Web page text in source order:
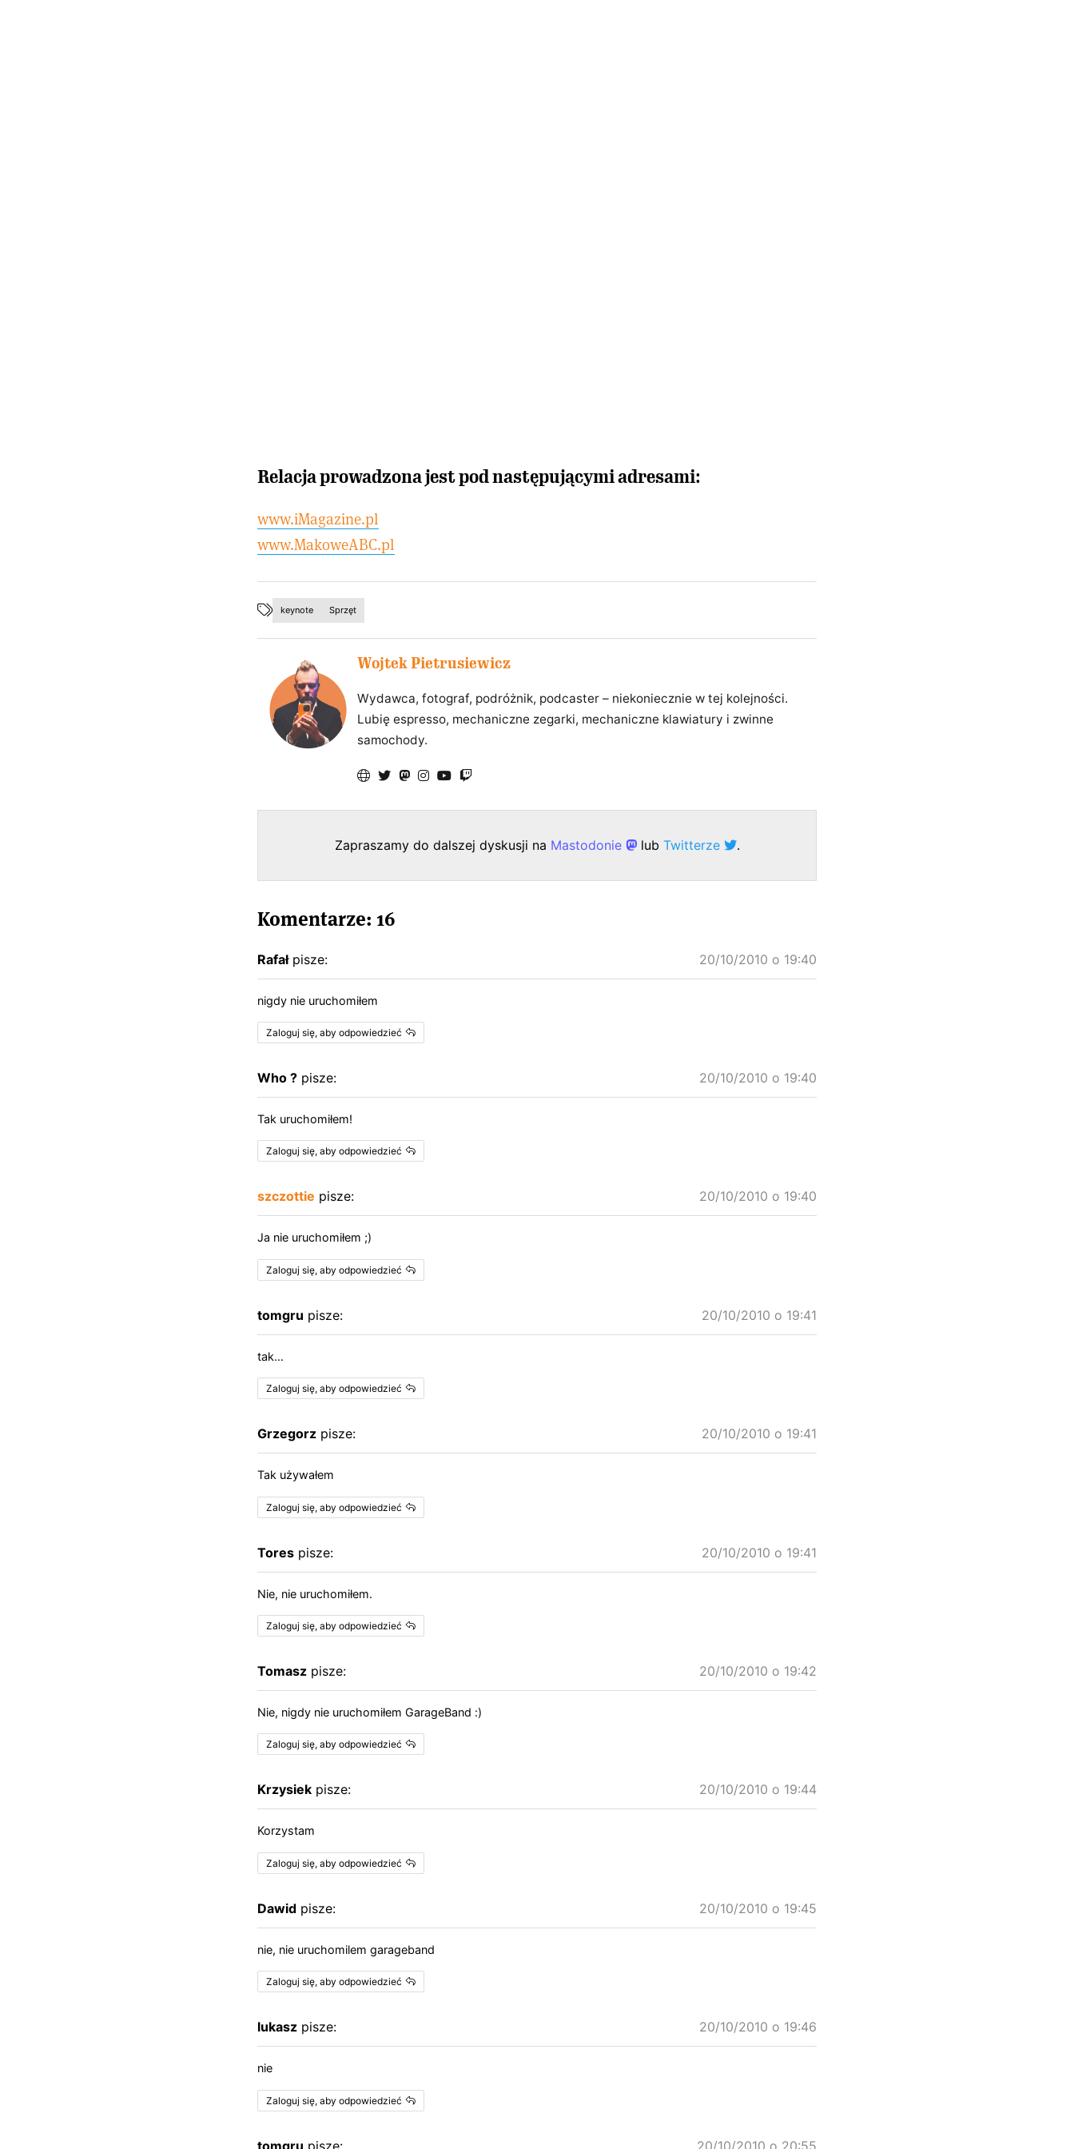
Relacja prowadzona jest pod następującymi adresami:
www.iMagazine.pl
www.MakoweABC.pl
keynote Sprzęt
Wojtek Pietrusiewicz
Wydawca, fotograf, podróżnik, podcaster – niekoniecznie w tej kolejności.
Lubię espresso, mechaniczne zegarki, mechaniczne klawiatury i zwinne
samochody.
Zapraszamy do dalszej dyskusji na Mastodonie lub Twitterze .
Komentarze: 16
Rafał pisze: 20/10/2010 o 19:40
nigdy nie uruchomiłem
Zaloguj się, aby odpowiedzieć
Who ? pisze: 20/10/2010 o 19:40
Tak uruchomiłem!
Zaloguj się, aby odpowiedzieć
szczottie pisze: 20/10/2010 o 19:40
Ja nie uruchomiłem ;)
Zaloguj się, aby odpowiedzieć
tomgru pisze: 20/10/2010 o 19:41
tak…
Zaloguj się, aby odpowiedzieć
Grzegorz pisze: 20/10/2010 o 19:41
Tak używałem
Zaloguj się, aby odpowiedzieć
Tores pisze: 20/10/2010 o 19:41
Nie, nie uruchomiłem.
Zaloguj się, aby odpowiedzieć
Tomasz pisze: 20/10/2010 o 19:42
Nie, nigdy nie uruchomiłem GarageBand :)
Zaloguj się, aby odpowiedzieć
Krzysiek pisze: 20/10/2010 o 19:44
Korzystam
Zaloguj się, aby odpowiedzieć
Dawid pisze: 20/10/2010 o 19:45
nie, nie uruchomilem garageband
Zaloguj się, aby odpowiedzieć
lukasz pisze: 20/10/2010 o 19:46
nie
Zaloguj się, aby odpowiedzieć
tomgru pisze: 20/10/2010 o 20:55